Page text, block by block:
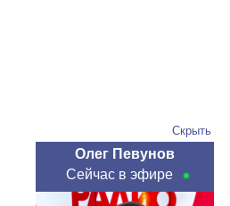
Скрыть
Олег Певунов
Сейчас в эфире